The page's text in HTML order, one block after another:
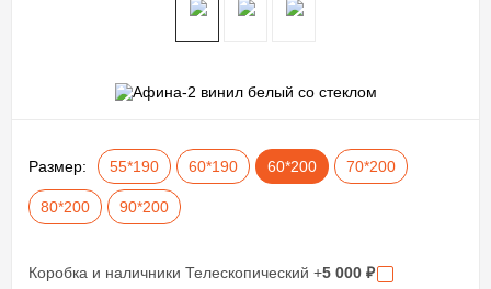
Размер: 55*190 60*190 60*200 70*200
80*200 90*200
Коробка и наличники Телескопический +5 000 ₽